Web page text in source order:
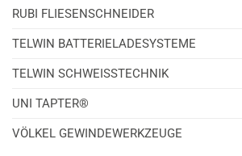
RUBI FLIESENSCHNEIDER
TELWIN BATTERIELADESYSTEME
TELWIN SCHWEISSTECHNIK
UNI TAPTER®
VÖLKEL GEWINDEWERKZEUGE